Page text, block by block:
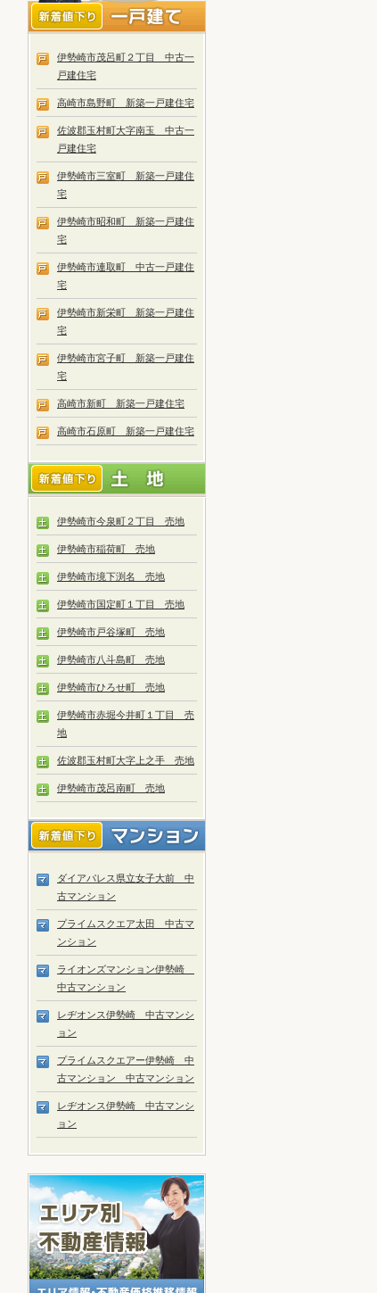
伊勢崎市茂呂町２丁目 中古一
戸建住宅
高崎市島野町 新築一戸建住宅
佐波郡玉村町大字南玉 中古一
戸建住宅
伊勢崎市三室町 新築一戸建住
宅
伊勢崎市昭和町 新築一戸建住
宅
伊勢崎市連取町 中古一戸建住
宅
伊勢崎市新栄町 新築一戸建住
宅
伊勢崎市宮子町 新築一戸建住
宅
高崎市新町 新築一戸建住宅
高崎市石原町 新築一戸建住宅
伊勢崎市今泉町２丁目 売地
伊勢崎市稲荷町 売地
伊勢崎市境下渕名 売地
伊勢崎市国定町１丁目 売地
伊勢崎市戸谷塚町 売地
伊勢崎市八斗島町 売地
伊勢崎市ひろせ町 売地
伊勢崎市赤堀今井町１丁目 売
地
佐波郡玉村町大字上之手 売地
伊勢崎市茂呂南町 売地
ダイアパレス県立女子大前 中
古マンション
プライムスクエア太田 中古マ
ンション
ライオンズマンション伊勢崎
中古マンション
レヂオンス伊勢崎 中古マンシ
ョン
プライムスクエアー伊勢崎 中
古マンション 中古マンション
レヂオンス伊勢崎 中古マンシ
ョン